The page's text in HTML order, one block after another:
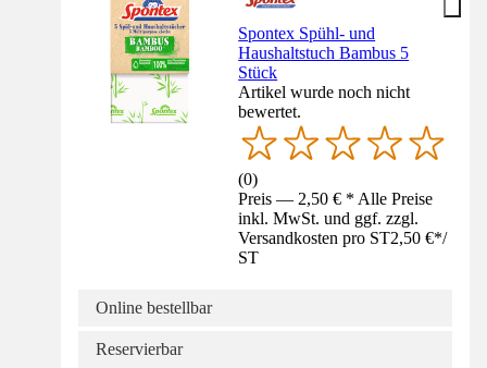
Spontex Spühl- und
Haushaltstuch Bambus 5
Stück
Artikel wurde noch nicht
bewertet.
(0)
Preis — 2,50 € * Alle Preise
inkl. MwSt. und ggf. zzgl.
Versandkosten pro ST2,50 €*/
ST
Online bestellbar
Reservierbar